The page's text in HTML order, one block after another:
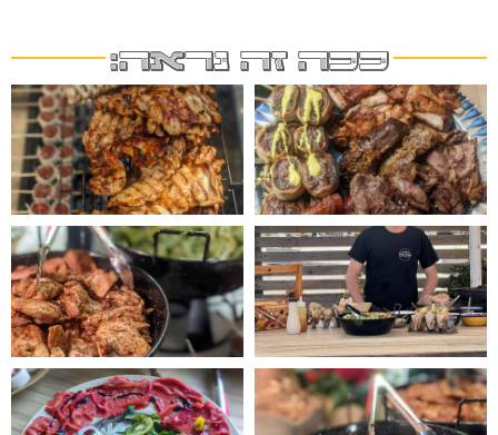
ככה זה נראה: